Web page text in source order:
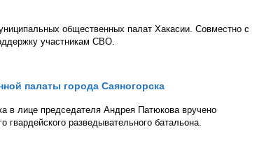
общественных палат Хакасии. Совместно с
участникам СВО.
палаты города Саяногорска
в лице председателя Андрея Патюкова вручено
гвардейского разведывательного батальона.